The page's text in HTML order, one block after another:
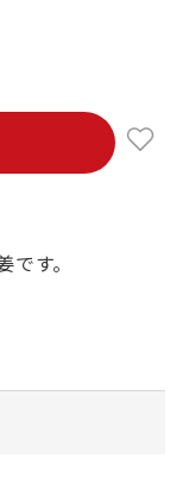
す。